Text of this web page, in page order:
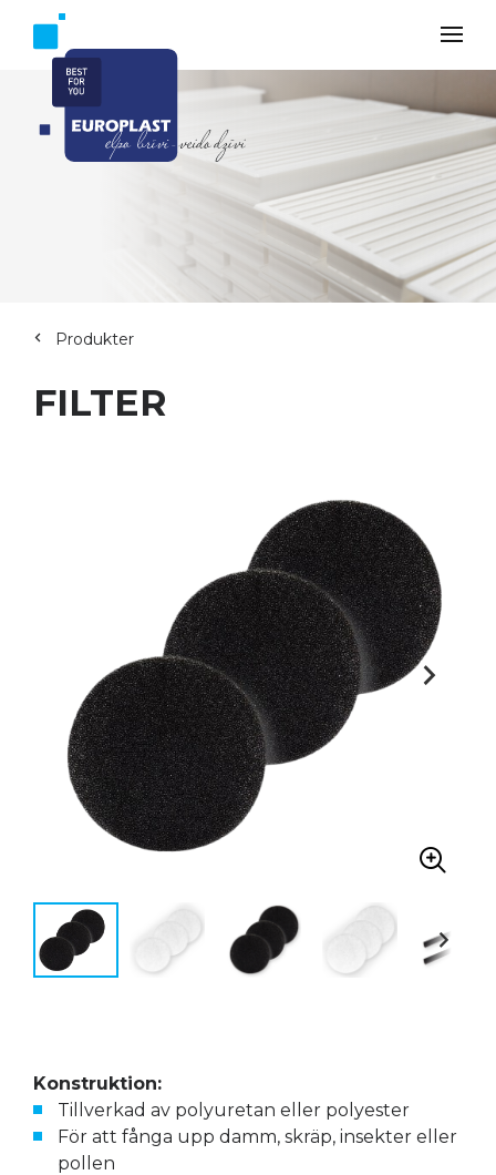
Produkter
FILTER
Konstruktion:
Tillverkad av polyuretan eller polyester
För att fånga upp damm, skräp, insekter eller
pollen